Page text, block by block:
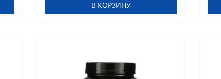
В КОРЗИНУ